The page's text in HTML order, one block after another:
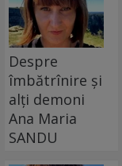
Despre
îmbătrînire și
alți demoni
Ana Maria
SANDU